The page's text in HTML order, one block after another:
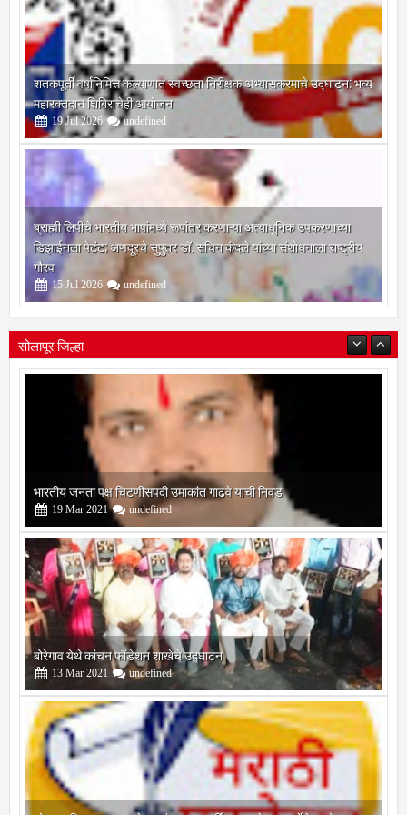
शतकपूर्ती वर्षानिमित्त कल्याणात स्वच्छता निरीक्षक अभ्यासक्रमाचे उद्घाटन; भव्य
महारक्तदान शिबिराचेही आयोजन
19 Jul 2026 undefined
ब्राह्मी लिपीचे भारतीय भाषांमध्ये रूपांतर करणाऱ्या अत्याधुनिक उपकरणाच्या
डिझाईनला पेटंट; अणदूरचे सुपुत्र डॉ. सचिन कंदले यांच्या संशोधनाला राष्ट्रीय
गौरव
15 Jul 2026
सोलापूर जिल्हा
बोरेगाव येथे कांचन फौंडेशन शाखेचे उद्घाटन
undefined
सोलापूर जिल्हा वृत्तपत्र लेखकमंच कडून वार्षिक पत्रलेखन स्पर्धेचे आयोजन
2021 undefined